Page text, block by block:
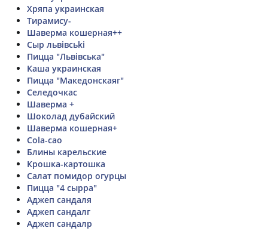
Хряпа украинская
Тирамису-
Шаверма кошерная++
Сыр львiвсьki
Пицца "Львiвська"
Каша украинская
Пицца "Македонскаяг"
Селедочкас
Шаверма +
Шоколад дубайский
Шаверма кошерная+
Cola-cao
Блины карельские
Крошка-картошка
Салат помидор огурцы
Пицца "4 сырра"
Аджеп сандаля
Аджеп сандалг
Аджеп сандалр